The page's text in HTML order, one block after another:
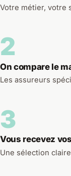
Votre métier, votre
2
On compare le
Les assureurs
3
Vous recevez
Une sélection